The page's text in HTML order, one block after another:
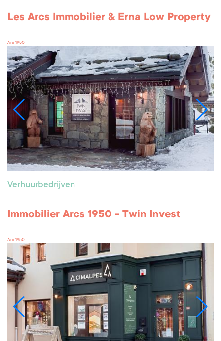
Les Arcs Immobilier & Erna Low Property
Arc 1950
Verhuurbedrijven
Immobilier Arcs 1950 - Twin Invest
Arc 1950